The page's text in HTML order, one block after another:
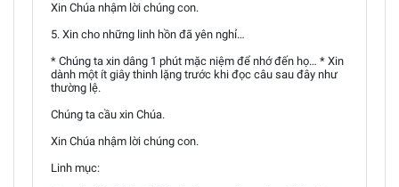
Xin Chúa nhậm lời chúng con.
5. Xin cho những linh hồn đã yên nghỉ…
* Chúng ta xin dâng 1 phút mặc niệm để nhớ đến họ… * Xin
dành một ít giây thinh lặng trước khi đọc câu sau đây như
thường lệ.
Chúng ta cầu xin Chúa.
Xin Chúa nhậm lời chúng con.
Linh mục: